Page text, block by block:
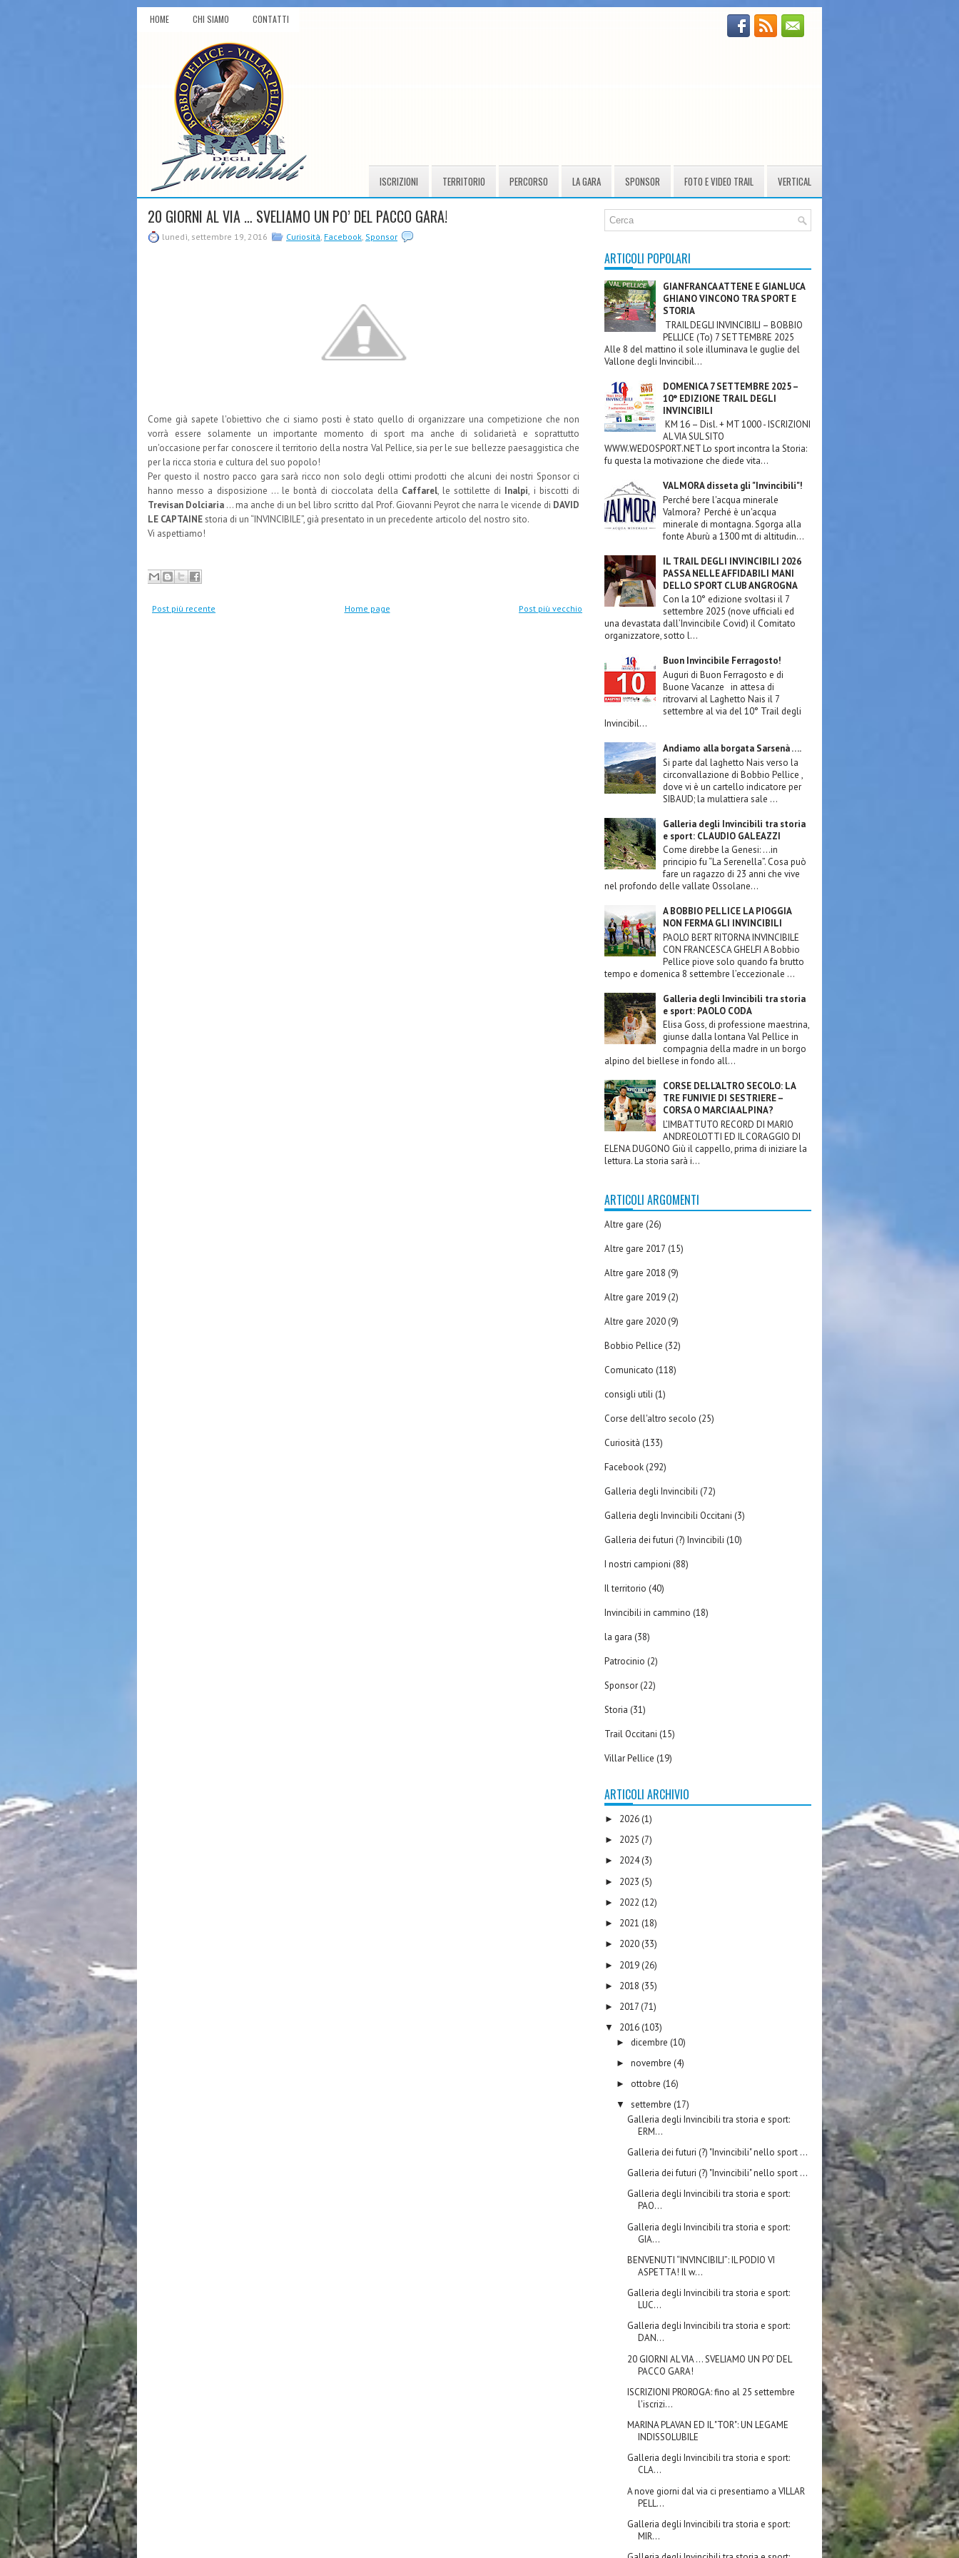
HOME CHI SIAMO CONTATTI
ISCRIZIONI TERRITORIO PERCORSO LA GARA SPONSOR FOTO E VIDEO TRAIL VERTICAL
20 GIORNI AL VIA … SVELIAMO UN PO’ DEL PACCO GARA!
lunedì, settembre 19, 2016 Curiosità, Facebook, Sponsor
Come già sapete l'obiettivo che ci siamo posti è stato quello di organizzare una competizione che non
vorrà essere solamente un importante momento di sport ma anche di solidarietà e soprattutto
un'occasione per far conoscere il territorio della nostra Val Pellice, sia per le sue bellezze paesaggistica che
per la ricca storia e cultura del suo popolo!
Per questo il nostro pacco gara sarà ricco non solo degli ottimi prodotti che alcuni dei nostri Sponsor ci
hanno messo a disposizione … le bontà di cioccolata della Caffarel, le sottilette di Inalpi, i biscotti di
Trevisan Dolciaria … ma anche di un bel libro scritto dal Prof. Giovanni Peyrot che narra le vicende di DAVID
LE CAPTAINEstoria di un “INVINCIBILE”, già presentato in un precedente articolo del nostro sito.
Vi aspettiamo!
Post più recente Post più vecchio
Home page
ARTICOLI POPOLARI
GIANFRANCA ATTENE E GIANLUCA
GHIANO VINCONO TRA SPORT E
STORIA
TRAIL DEGLI INVINCIBILI – BOBBIO
PELLICE (To) 7 SETTEMBRE 2025
Alle 8 del mattino il sole illuminava le guglie del
Vallone degli Invincibil...
DOMENICA 7 SETTEMBRE 2025 –
10° EDIZIONE TRAIL DEGLI
INVINCIBILI
KM 16 – Disl. + MT 1000 - ISCRIZIONI
AL VIA SUL SITO
WWW.WEDOSPORT.NET Lo sport incontra la Storia:
fu questa la motivazione che diede vita...
VALMORA disseta gli "Invincibili"!
Perché bere l'acqua minerale
Valmora? Perché è un'acqua
minerale di montagna. Sgorga alla
fonte Aburù a 1300 mt di altitudin...
IL TRAIL DEGLI INVINCIBILI 2026
PASSA NELLE AFFIDABILI MANI
DELLO SPORT CLUB ANGROGNA
Con la 10° edizione svoltasi il 7
settembre 2025 (nove ufficiali ed
una devastata dall’Invincibile Covid) il Comitato
organizzatore, sotto l...
Buon Invincibile Ferragosto!
Auguri di Buon Ferragosto e di
Buone Vacanze in attesa di
ritrovarvi al Laghetto Nais il 7
settembre al via del 10° Trail degli
Invincibil...
Andiamo alla borgata Sarsenà ….
Si parte dal laghetto Nais verso la
circonvallazione di Bobbio Pellice ,
dove vi è un cartello indicatore per
SIBAUD; la mulattiera sale ...
Galleria degli Invincibili tra storia
e sport: CLAUDIO GALEAZZI
Come direbbe la Genesi: …in
principio fu “La Serenella”. Cosa può
fare un ragazzo di 23 anni che vive
nel profondo delle vallate Ossolane...
A BOBBIO PELLICE LA PIOGGIA
NON FERMA GLI INVINCIBILI
PAOLO BERT RITORNA INVINCIBILE
CON FRANCESCA GHELFI A Bobbio
Pellice piove solo quando fa brutto
tempo e domenica 8 settembre l’eccezionale ...
Galleria degli Invincibili tra storia
e sport: PAOLO CODA
Elisa Goss, di professione maestrina,
giunse dalla lontana Val Pellice in
compagnia della madre in un borgo
alpino del biellese in fondo all...
CORSE DELL’ALTRO SECOLO: LA
TRE FUNIVIE DI SESTRIERE –
CORSA O MARCIA ALPINA?
L’IMBATTUTO RECORD DI MARIO
ANDREOLOTTI ED IL CORAGGIO DI
ELENA DUGONO Giù il cappello, prima di iniziare la
lettura. La storia sarà i...
ARTICOLI ARGOMENTI
Altre gare (26)
Altre gare 2017 (15)
Altre gare 2018 (9)
Altre gare 2019 (2)
Altre gare 2020 (9)
Bobbio Pellice (32)
Comunicato (118)
consigli utili (1)
Corse dell'altro secolo (25)
Curiosità (133)
Facebook (292)
Galleria degli Invincibili (72)
Galleria degli Invincibili Occitani (3)
Galleria dei futuri (?) Invincibili (10)
I nostri campioni (88)
Il territorio (40)
Invincibili in cammino (18)
la gara (38)
Patrocinio (2)
Sponsor (22)
Storia (31)
Trail Occitani (15)
Villar Pellice (19)
ARTICOLI ARCHIVIO
► 2026 (1)
► 2025 (7)
► 2024(3)
► 2023 (5)
► 2022 (12)
► 2021 (18)
► 2020 (33)
► 2019 (26)
► 2018 (35)
► 2017 (71)
▼ 2016 (103)
► dicembre (10)
► novembre (4)
► ottobre (16)
▼ settembre (17)
Galleria degli Invincibili tra storia e sport:
ERM...
Galleria dei futuri (?) "Invincibili" nello sport ...
Galleria dei futuri (?) "Invincibili" nello sport ...
Galleria degli Invincibili tra storia e sport:
PAO...
Galleria degli Invincibili tra storia e sport:
GIA...
BENVENUTI “INVINCIBILI”: IL PODIO VI
ASPETTA! Il w...
Galleria degli Invincibili tra storia e sport:
LUC...
Galleria degli Invincibili tra storia e sport:
DAN...
20 GIORNI AL VIA … SVELIAMO UN PO’ DEL
PACCO GARA!
ISCRIZIONI PROROGA: fino al 25 settembre
l'iscrizi...
MARINA PLAVAN ED IL "TOR": UN LEGAME
INDISSOLUBILE
Galleria degli Invincibili tra storia e sport:
CLA...
A nove giorni dal via ci presentiamo a VILLAR
PELL...
Galleria degli Invincibili tra storia e sport:
MIR...